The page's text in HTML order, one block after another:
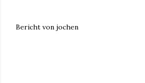
Bericht von jochen